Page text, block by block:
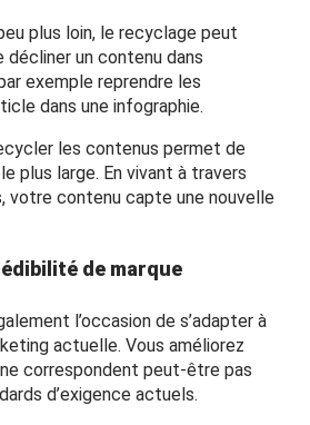
plus loin, le recyclage peut
un contenu dans
exemple reprendre les
dans une infographie.
les contenus permet de
plus large. En vivant à travers
votre contenu capte une nouvelle
de marque
l’occasion de s’adapter à
actuelle. Vous améliorez
correspondent peut-être pas
d’exigence actuels.